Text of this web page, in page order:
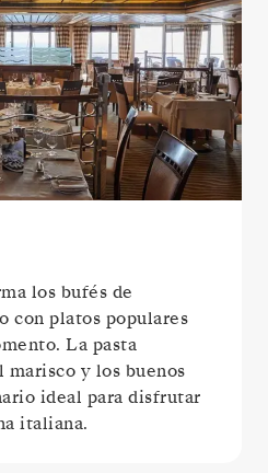
los bufés de
con platos populares
La pasta
marisco y los buenos
ideal para disfrutar
italiana.